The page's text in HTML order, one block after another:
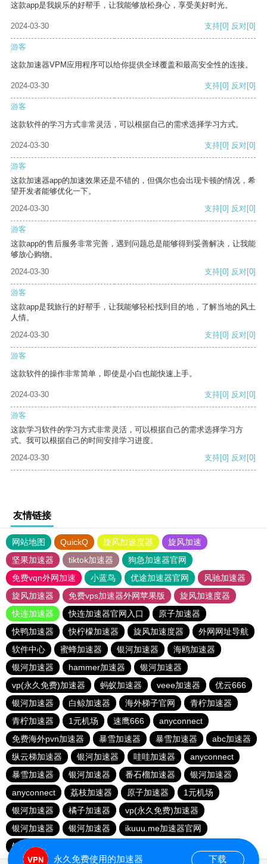
这款app是我娱乐的好帮手，让我能够放松身心，享受美好时光。
2024-03-30 支持[0] 反对[0]
游客
这款加速器VPM应用程序可以给你提供全球覆盖和最高安全性的连接。
2024-03-30 支持[0] 反对[0]
游客
这款软件的学习方式非常灵活，可以根据自己的需求选择学习方式。
2024-03-30 支持[0] 反对[0]
游客
这款加速器app的加速效果还是不错的，但偶尔也会出现卡顿的情况，希
望开发者能够优化一下。
2024-03-30
支持[0] 反对[0]
游客
这款app的售后服务非常完善，遇到问题总是能够得到妥善解决，让我能
够放心购物。
2024-03-30
支持[0] 反对[0]
游客
这款app是我旅行的好帮手，让我能够轻松找到目的地，了解当地的风土
人情。
2024-03-30
支持[0] 反对[0]
游客
这款软件的操作非常简单，即使是小白也能快速上手。
2024-03-30 支持[0] 反对[0]
游客
这款学习软件的学习方式非常灵活，可以根据自己的需求选择学习方
式。我可以根据自己的时间安排学习进度。
2024-03-30
支持[0] 反对[0]
友情链接
网站地图 QuickQ 旋风加速度器
旋风加速
坚果加速器
tiktok加速器
狗急加速器官网
免费vqn外网加速
小蓝鸟 优途加速器官网
风驰加速器
旋风加速器
免费vps加速器外网苹果版
旋风加速度器
快连加速器
快连加速器官网入口
原子加速器
快鸭加速器
快柠檬加速器 旋风加速度器
外网网址导航
软件中心
蜜蜂加速器 银河加速器
海鸥加速器
银河加速器
hammer加速器
银河加速器
vp(永久免费)加速器
蚂蚁加速器 veee加速器
优云666
银河加速器
白鲸加速器 海外梯子官网
青柠加速器
青柠加速器
1元机场 速鹰666
anyconnect
免费海外pvn加速器
暴雪加速器 暴雪加速器
abc加速器
纵云梯加速器
银河加速器 哇哇加速器
anyconnect
暴雪加速器
银河加速器 番石榴加速器
银河加速器
anyconnect
荔枝加速器 原子加速器
1元机场
银河加速器
橘子加速器
vp(永久免费)加速器
银河加速器
银河加速器
ikuuu.me加速器官网
银河加速器
永久免费使用的加速器 下载